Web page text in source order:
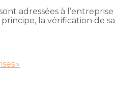
adressées à l’entreprise
la vérification de sa
»